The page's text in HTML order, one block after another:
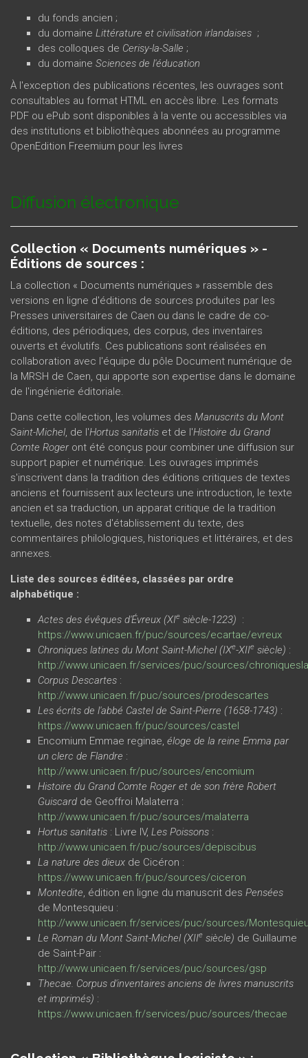
du fonds ancien ;
du domaine Littérature et civilisation irlandaises ;
des colloques de Cerisy-la-Salle ;
du domaine Sciences de l'éducation
À l'exception des publications récentes, les ouvrages sont
consultables au format HTML en accès libre. Les formats
PDF ou ePub sont disponibles à la vente ou accessibles via
des institutions et bibliothèques abonnées au programme
OpenEdition Freemium pour les livres
Diffusion électronique
Collection « Documents numériques » -
Éditions de sources :
La collection « Documents numériques » rassemble des
versions en ligne d'éditions de sources produites par les
Presses universitaires de Caen ou dans le cadre de co-
éditions, des périodiques, des corpus, des inventaires
ouverts et évolutifs. Ces publications sont réalisées en
collaboration avec l'équipe du pôle Document numérique de
la MRSH de Caen, qui apporte son expertise dans le domaine
de l'ingénierie éditoriale.
Dans cette collection, les volumes des Manuscrits du Mont
Saint-Michel, de l'Hortus sanitatis et de l'Histoire du Grand
Comte Rogeront été conçus pour combiner une diffusion sur
support papier et numérique. Les ouvrages imprimés
s'inscrivent dans la tradition des éditions critiques de textes
anciens et fournissent aux lecteurs une introduction, le texte
ancien et sa traduction, un apparat critique de la tradition
textuelle, des notes d'établissement du texte, des
commentaires philologiques, historiques et littéraires, et des
annexes.
Liste des sources éditées, classées par ordre
alphabétique :
Actes des évêques d'Évreux (XIe siècle-1223) :
https://www.unicaen.fr/puc/sources/ecartae/evreux
Chroniques latines du Mont Saint-Michel (IXe-XIIe siècle) :
http://www.unicaen.fr/services/puc/sources/
Corpus Descartes :
http://www.unicaen.fr/puc/sources/prodescartes
Les écrits de l'abbé Castel de Saint-Pierre (1658-1743) :
https://www.unicaen.fr/puc/sources/castel
Encomium Emmae reginae, éloge de la reine Emma par
un clerc de Flandre :
http://www.unicaen.fr/puc/sources/encomium
Histoire du Grand Comte Roger et de son frère Robert
Guiscard de Geoffroi Malaterra :
http://www.unicaen.fr/puc/sources/malaterra
Hortus sanitatis : Livre IV, Les Poissons :
http://www.unicaen.fr/puc/sources/depiscibus
La nature des dieux de Cicéron :
https://www.unicaen.fr/puc/sources/ciceron
Montedite, édition en ligne du manuscrit des Pensées
de Montesquieu :
http://www.unicaen.fr/services/puc/sources/
Le Roman du Mont Saint-Michel (XIIe siècle) de Guillaume
de Saint-Pair :
http://www.unicaen.fr/services/puc/sources/gsp
Thecae. Corpus d'inventaires anciens de livres manuscrits
et imprimés) :
https://www.unicaen.fr/services/puc/sources/thecae